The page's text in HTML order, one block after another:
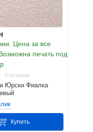
Цена за все
печать под
0 отзывов
Юрски Фиалка
Купить